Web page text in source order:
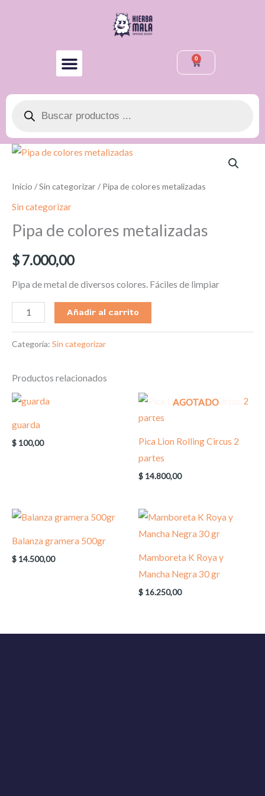
0
Cart
Búsqueda
productos
Inicio /Sin categorizar / Pipa de colores metalizadas
Sin categorizar
Pipa de colores metalizadas
$7.000,00
Pipa de metal de diversos colores. Fáciles de limpiar
Pipa
colores
metalizadas
Añadir al carrito
Categoría: Sin categorizar
Productos relacionados
guarda
$ 100,00
AGOTADO
Pica Lion Rolling Circus 2
partes
$ 14.800,00
Balanza gramera 500gr
$ 14.500,00
Mamboreta K Roya y
Mancha Negra 30 gr
$ 16.250,00